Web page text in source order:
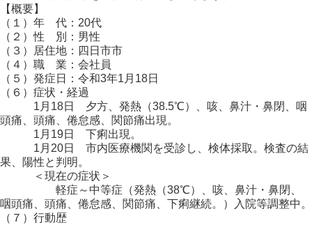
【概要】
（１）年 代：20代
（２）性 別：男性
（３）居住地：四日市市
（４）職 業：会社員
（５）発症日：令和3年1月18日
（６）症状・経過
1月18日 夕方、発熱（38.5℃）、咳、鼻汁・鼻閉、咽
頭痛、頭痛、倦怠感、関節痛出現。
1月19日 下痢出現。
1月20日 市内医療機関を受診し、検体採取。検査の結
果、陽性と判明。
＜現在の症状＞
軽症～中等症（発熱（38℃）、咳、鼻汁・鼻閉、
咽頭痛、頭痛、倦怠感、関節痛、下痢継続。）入院等調整中。
（７）行動歴